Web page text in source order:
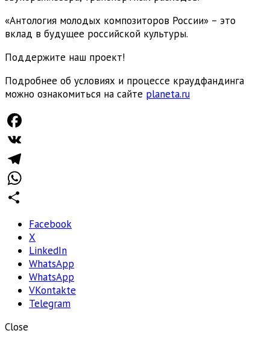
«Антология молодых композиторов России» – это
вклад в будущее российской культуры.
Поддержите наш проект!
Подробнее об условиях и процессе краудфандинга
можно ознакомиться на сайте planeta.ru
Facebook
VK
Telegram
WhatsApp
Facebook
X
LinkedIn
WhatsApp
WhatsApp
VKontakte
Telegram
Close